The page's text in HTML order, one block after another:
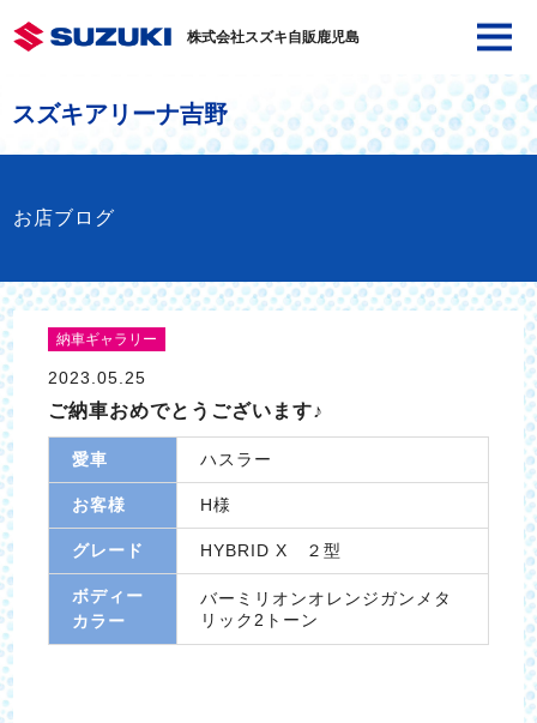
株式会社スズキ自販鹿児島
スズキアリーナ吉野
お店ブログ
納車ギャラリー
2023.05.25
ご納車おめでとうございます♪
愛車 ハスラー
お客様 H様
グレード HYBRID X ２型
ボディー
カラー
バーミリオンオレンジガンメタ
リック2トーン